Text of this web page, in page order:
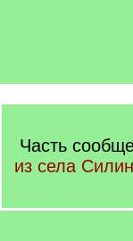
Часть
из села